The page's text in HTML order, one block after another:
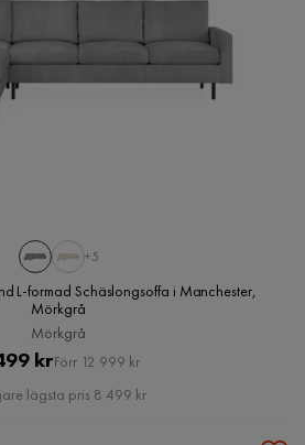
+5
L-formad Schäslongsoffa i Manchester,
Mörkgrå
Mörkgrå
Pris
krOriginal
Pris
Förr 12 999 kr
lägsta pris 8 499 kr